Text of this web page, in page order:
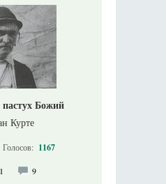
Божий
Курте
Голосов: 1167
9